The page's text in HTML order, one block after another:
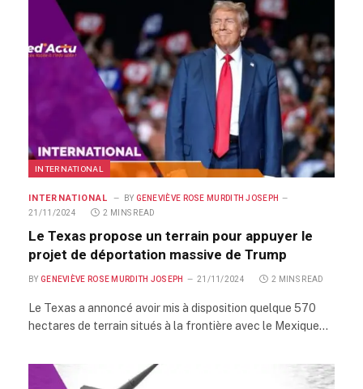
INTERNATIONAL
INTERNATIONAL BY GENEVIÈVE ROSE MURDITH JOSEPH
21/11/2024
2 MINS READ
Le Texas propose un terrain pour appuyer le
projet de déportation massive de Trump
BY GENEVIÈVE ROSE MURDITH JOSEPH 21/11/2024 2 MINS READ
Le Texas a annoncé avoir mis à disposition quelque 570
hectares de terrain situés à la frontière avec le Mexique…